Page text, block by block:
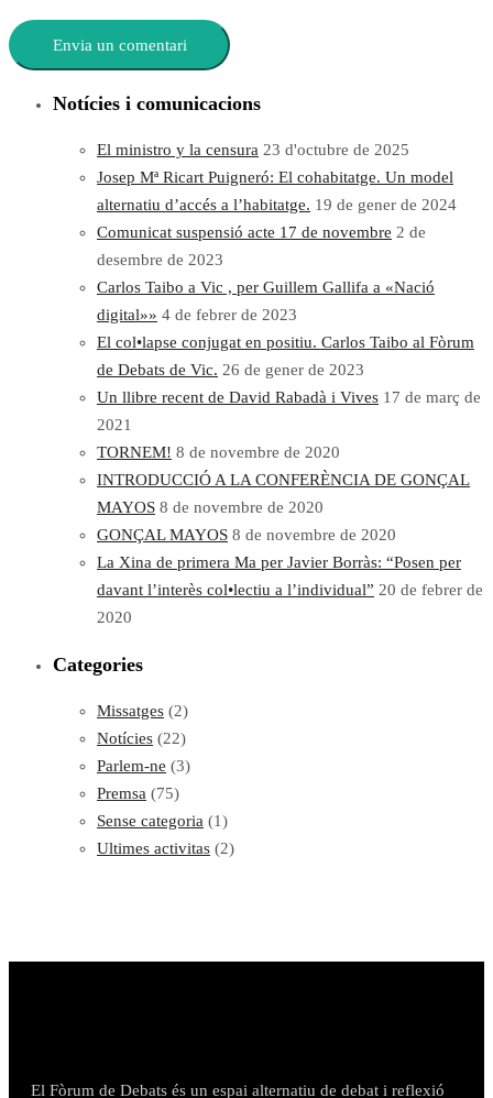
Notícies i comunicacions
El ministro y la censura 23 d'octubre de 2025
Josep Mª Ricart Puigneró: El cohabitatge. Un model
alternatiu d’accés a l’habitatge. 19 de gener de 2024
Comunicat suspensió acte 17 de novembre 2 de
desembre de 2023
Carlos Taibo a Vic , per Guillem Gallifa a «Nació
digital»» 4 de febrer de 2023
El col•lapse conjugat en positiu. Carlos Taibo al Fòrum
de Debats de Vic. 26 de gener de 2023
Un llibre recent de David Rabadà i Vives 17 de març de
2021
TORNEM! 8 de novembre de 2020
INTRODUCCIÓ A LA CONFERÈNCIA DE GONÇAL
MAYOS 8 de novembre de 2020
GONÇAL MAYOS 8 de novembre de 2020
La Xina de primera Ma per Javier Borràs: “Posen per
davant l’interès col•lectiu a l’individual” 20 de febrer de
2020
Categories
Missatges (2)
Notícies (22)
Parlem-ne (3)
Premsa (75)
Sense categoria (1)
Ultimes activitas (2)
El Fòrum de Debats és un espai alternatiu de debat i reflexió